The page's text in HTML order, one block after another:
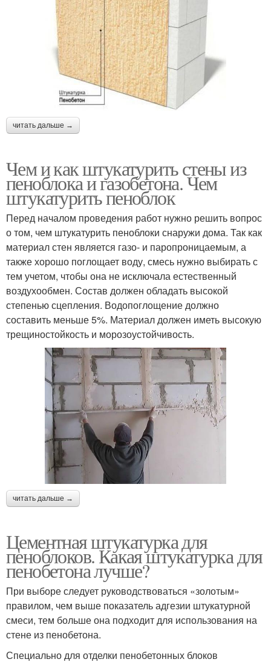
читать дальше →
Чем и как штукатурить стены из
пеноблока и газобетона. Чем
штукатурить пеноблок
Перед началом проведения работ нужно решить вопрос
о том, чем штукатурить пеноблоки снаружи дома. Так как
материал стен является газо- и паропроницаемым, а
также хорошо поглощает воду, смесь нужно выбирать с
тем учетом, чтобы она не исключала естественный
воздухообмен. Состав должен обладать высокой
степенью сцепления. Водопоглощение должно
составить меньше 5%. Материал должен иметь высокую
трещиностойкость и морозоустойчивость.
читать дальше →
Цементная штукатурка для
пеноблоков. Какая штукатурка для
пенобетона лучше?
При выборе следует руководствоваться «золотым»
правилом, чем выше показатель адгезии штукатурной
смеси, тем больше она подходит для использования на
стене из пенобетона.
Специально для отделки пенобетонных блоков